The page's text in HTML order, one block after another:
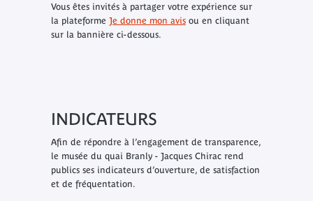
Vous êtes invités à partager votre expérience sur
la plateforme Je donne mon avisou en cliquant
sur la bannière ci-dessous.
INDICATEURS
Afin de répondre à l’engagement de transparence,
le musée du quai Branly - Jacques Chirac rend
publics ses indicateurs d’ouverture, de satisfaction
et de fréquentation.